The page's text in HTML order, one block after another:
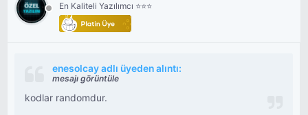
En Kaliteli Yazılımcı ⭐⭐⭐
enesolcay adlı üyeden alıntı:
mesajı görüntüle
kodlar randomdur.